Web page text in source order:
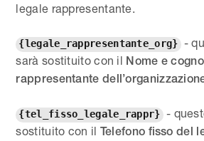
legale rappresentante.
{legale_rappresentante_org} -
sarà sostituito con il Nome e
rappresentante
{tel_fisso_legale_rappr} -
sostituito con il Telefono fisso del